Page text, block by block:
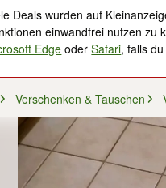
Deals wurden auf
einwandfrei nutzen zu
Edge oderSafari, falls
Verschenken & Tauschen